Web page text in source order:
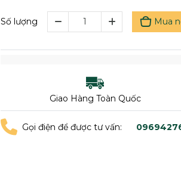
Số lượng Mua
Giao Hàng Toàn Quốc
Gọi điện để được tư vấn: